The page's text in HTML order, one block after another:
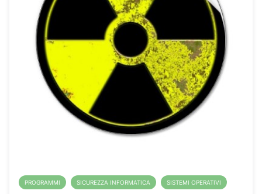
PROGRAMMI SICUREZZA INFORMATICA SISTEMI OPERATIVI